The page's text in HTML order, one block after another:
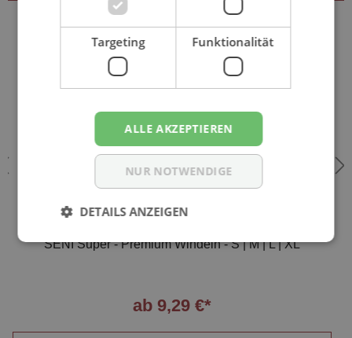
SENI Super - Premium Windeln - S | M | L | XL
ab 9,29 €*
Targeting Funktionalität
ALLE AKZEPTIEREN
NUR NOTWENDIGE
DETAILS ANZEIGEN